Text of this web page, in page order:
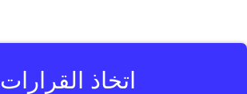
اتخاذ القرارات